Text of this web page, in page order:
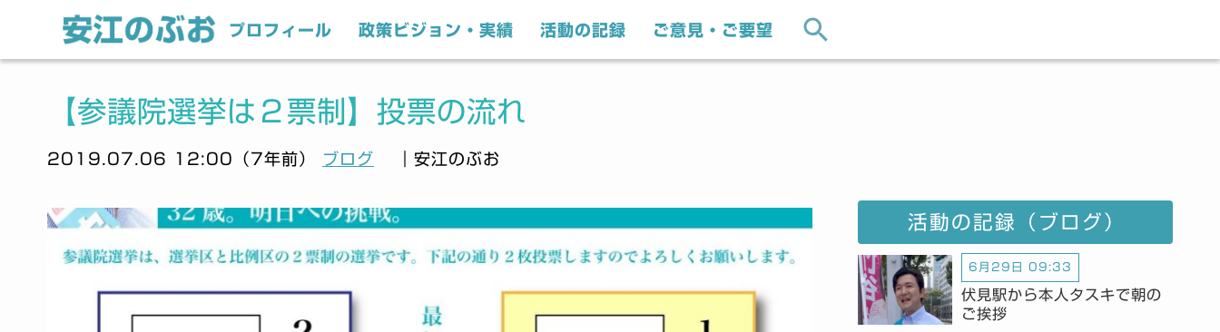
プロフィール 政策ビジョン・実績 活動の記録 ご意見・ご要望
【参議院選挙は２票制】投票の流れ
2019.07.06 12:00（7年前） ブログ ｜安江のぶお
活動の記録（ブログ）
6月29日 09:33
伏見駅から本人タスキで朝の
ご挨拶